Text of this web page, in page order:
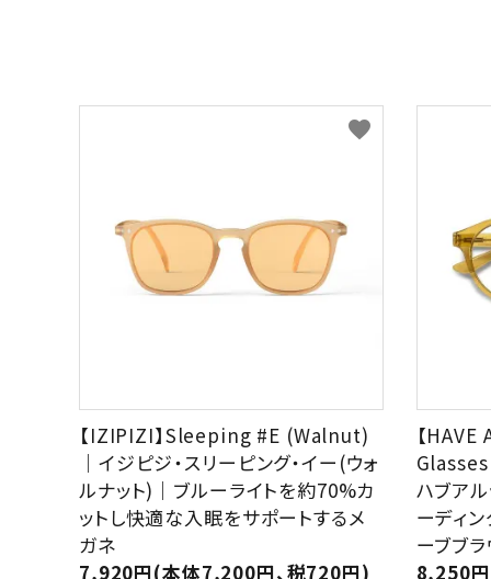
【IZIPIZI】Sleeping #E (Walnut)
｜イジピジ・スリーピング・イー(ウォ
ルナット)｜ブルーライトを約70%カ
ットし快適な入眠をサポートするメ
ガネ
7,920円(本体7,200円、税720円)
favorite
【
ハブアル
ーディ
ーブブ
8,250